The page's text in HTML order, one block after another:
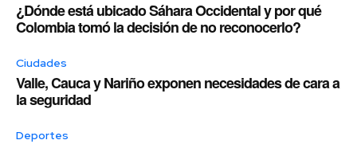
¿Dónde está ubicado Sáhara Occidental y por qué
Colombia tomó la decisión de no reconocerlo?
Ciudades
Valle, Cauca y Nariño exponen necesidades de cara a
la seguridad
Deportes